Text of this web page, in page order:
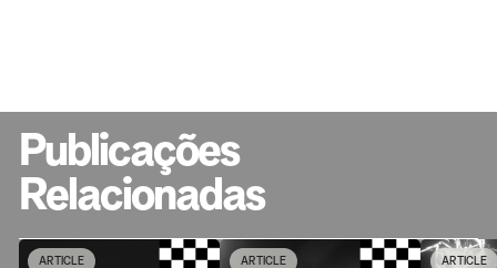
Publicações
Relacionadas
ARTICLE ARTICLE ARTICLE